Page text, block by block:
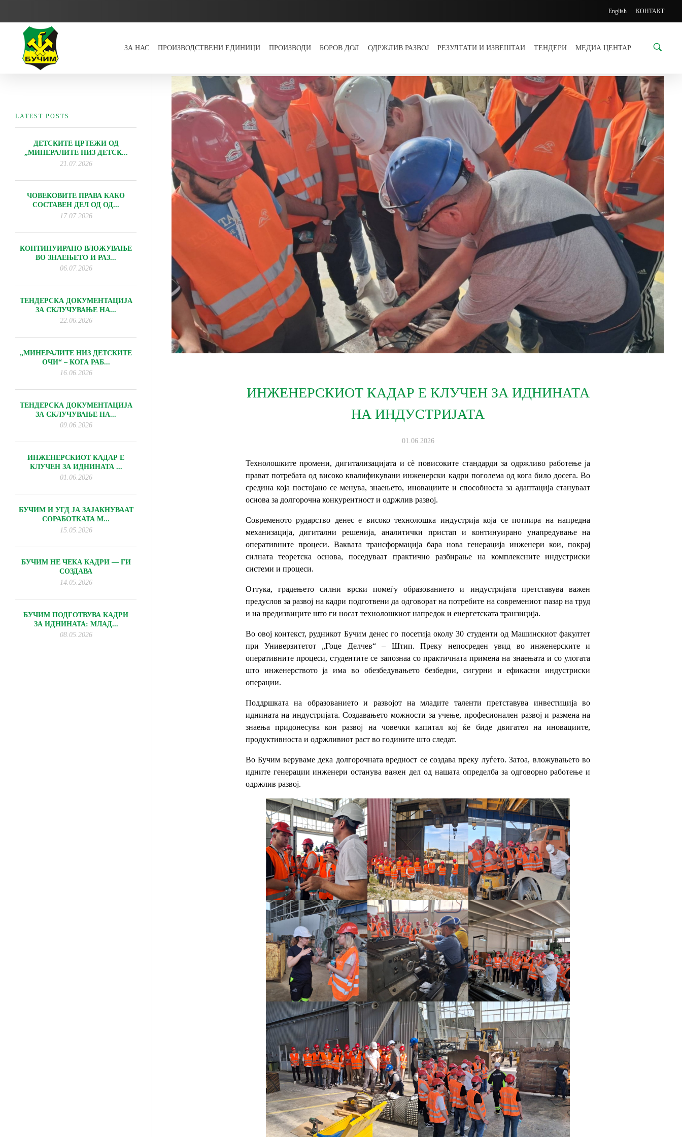
English КОНТАКТ
ЗА НАС ПРОИЗВОДСТВЕНИ ЕДИНИЦИ ПРОИЗВОДИ БОРОВ ДОЛ ОДРЖЛИВ РАЗВОЈ РЕЗУЛТАТИ И ИЗВЕШТАИ ТЕНДЕРИ МЕДИА ЦЕНТАР
ИНЖЕНЕРСКИОТ КАДАР Е КЛУЧЕН ЗА ИДНИНАТА
НА ИНДУСТРИЈАТА
01.06.2026
Технолошките промени, дигитализацијата и сè повисоките стандарди за одржливо работење ја
прават потребата од високо квалификувани инженерски кадри поголема од кога било досега. Во
средина која постојано се менува, знаењето, иновациите и способноста за адаптација стануваат
основа за долгорочна конкурентност и одржлив развој.
Современото рударство денес е високо технолошка индустрија која се потпира на напредна
механизација, дигитални решенија, аналитички пристап и континуирано унапредување на
оперативните процеси. Ваквата трансформација бара нова генерација инженери кои, покрај
силната теоретска основа, поседуваат практично разбирање на комплексните индустриски
системи и процеси.
Оттука, градењето силни врски помеѓу образованието и индустријата претставува важен
предуслов за развој на кадри подготвени да одговорат на потребите на современиот пазар на труд
и на предизвиците што ги носат технолошкиот напредок и енергетската транзиција.
Во овој контекст, рудникот Бучим денес го посетија околу 30 студенти од Машинскиот факултет
при Универзитетот „Гоце Делчев“ – Штип. Преку непосреден увид во инженерските и
оперативните процеси, студентите се запознаа со практичната примена на знаењата и со улогата
што инженерството ја има во обезбедувањето безбедни, сигурни и ефикасни индустриски
операции.
Поддршката на образованието и развојот на младите таленти претставува инвестиција во
иднината на индустријата. Создавањето можности за учење, професионален развој и размена на
знаења придонесува кон развој на човечки капитал кој ќе биде двигател на иновациите,
продуктивноста и одржливиот раст во годините што следат.
Во Бучим веруваме дека долгорочната вредност се создава преку луѓето. Затоа, вложувањето во
идните генерации инженери останува важен дел од нашата определба за одговорно работење и
одржлив развој.
LATEST POSTS
ДЕТСКИТЕ ЦРТЕЖИ ОД
„МИНЕРАЛИТЕ НИЗ ДЕТСК...
21.07.2026
ЧОВЕКОВИТЕ ПРАВА КАКО
СОСТАВЕН ДЕЛ ОД ОД...
17.07.2026
КОНТИНУИРАНО ВЛОЖУВАЊЕ
ВО ЗНАЕЊЕТО И РАЗ...
06.07.2026
ТЕНДЕРСКА ДОКУМЕНТАЦИЈА
ЗА СКЛУЧУВАЊЕ НА...
22.06.2026
„МИНЕРАЛИТЕ НИЗ ДЕТСКИТЕ
ОЧИ“ – КОГА РАБ...
16.06.2026
ТЕНДЕРСКА ДОКУМЕНТАЦИЈА
ЗА СКЛУЧУВАЊЕ НА...
09.06.2026
ИНЖЕНЕРСКИОТ КАДАР Е
КЛУЧЕН ЗА ИДНИНАТА ...
01.06.2026
БУЧИМ И УГД ЈА ЗАЈАКНУВААТ
СОРАБОТКАТА М...
15.05.2026
БУЧИМ НЕ ЧЕКА КАДРИ — ГИ
СОЗДАВА
14.05.2026
БУЧИМ ПОДГОТВУВА КАДРИ
ЗА ИДНИНАТА: МЛАД...
08.05.2026